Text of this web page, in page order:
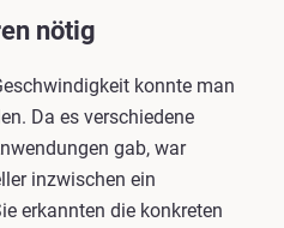
nötig
konnte man
Da es verschiedene
gab, war
inzwischen ein
erkannten die konkreten